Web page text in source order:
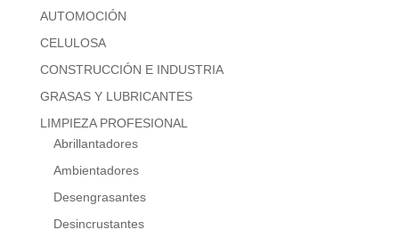
AUTOMOCIÓN
CELULOSA
CONSTRUCCIÓN E INDUSTRIA
GRASAS Y LUBRICANTES
LIMPIEZA PROFESIONAL
Abrillantadores
Ambientadores
Desengrasantes
Desincrustantes